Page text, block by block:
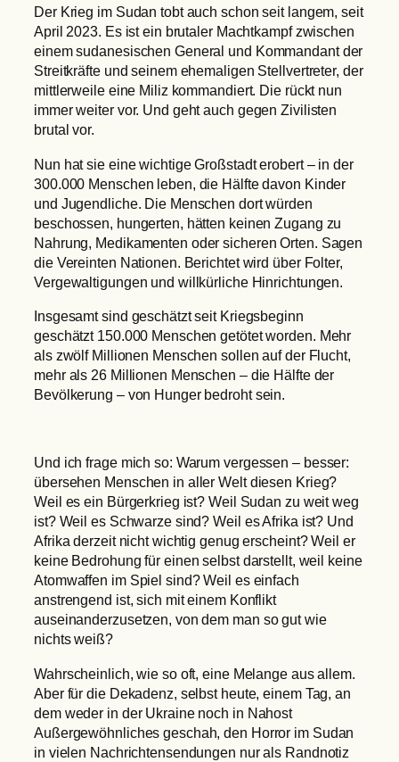
Der Krieg im Sudan tobt auch schon seit langem, seit
April 2023. Es ist ein brutaler Machtkampf zwischen
einem sudanesischen General und Kommandant der
Streitkräfte und seinem ehemaligen Stellvertreter, der
mittlerweile eine Miliz kommandiert. Die rückt nun
immer weiter vor. Und geht auch gegen Zivilisten
brutal vor.
Nun hat sie eine wichtige Großstadt erobert – in der
300.000 Menschen leben, die Hälfte davon Kinder
und Jugendliche. Die Menschen dort würden
beschossen, hungerten, hätten keinen Zugang zu
Nahrung, Medikamenten oder sicheren Orten. Sagen
die Vereinten Nationen. Berichtet wird über Folter,
Vergewaltigungen und willkürliche Hinrichtungen.
Insgesamt sind geschätzt seit Kriegsbeginn
geschätzt 150.000 Menschen getötet worden. Mehr
als zwölf Millionen Menschen sollen auf der Flucht,
mehr als 26 Millionen Menschen – die Hälfte der
Bevölkerung – von Hunger bedroht sein.
Und ich frage mich so: Warum vergessen – besser:
übersehen Menschen in aller Welt diesen Krieg?
Weil es ein Bürgerkrieg ist? Weil Sudan zu weit weg
ist? Weil es Schwarze sind? Weil es Afrika ist? Und
Afrika derzeit nicht wichtig genug erscheint? Weil er
keine Bedrohung für einen selbst darstellt, weil keine
Atomwaffen im Spiel sind? Weil es einfach
anstrengend ist, sich mit einem Konflikt
auseinanderzusetzen, von dem man so gut wie
nichts weiß?
Wahrscheinlich, wie so oft, eine Melange aus allem.
Aber für die Dekadenz, selbst heute, einem Tag, an
dem weder in der Ukraine noch in Nahost
Außergewöhnliches geschah, den Horror im Sudan
in vielen Nachrichtensendungen nur als Randnotiz